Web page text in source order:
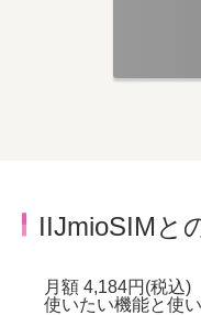
IIJmioSIMと
月額 4,184円(税込)
使いたい機能と使